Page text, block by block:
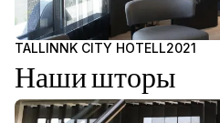
TALLINNK CITY HOTELL2021
Наши шторы